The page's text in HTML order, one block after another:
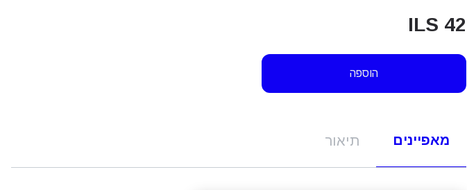
ILS 42
הוספה
מאפיינים תיאור